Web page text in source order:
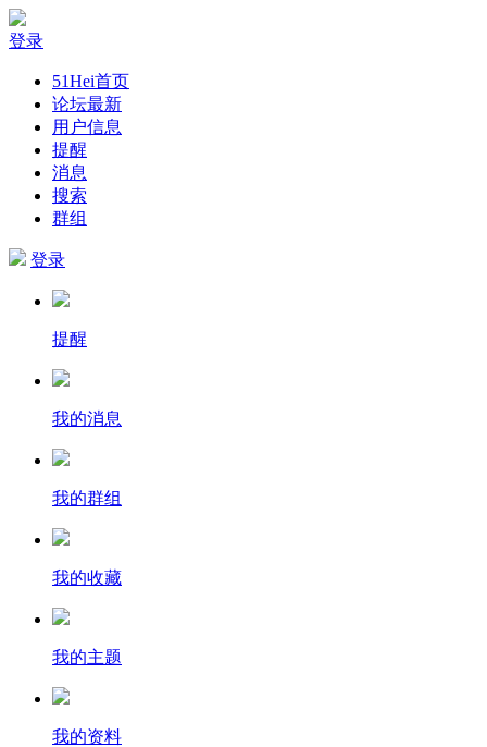
登录
51Hei首页
论坛最新
用户信息
提醒
消息
搜索
群组
登录
提醒
我的消息
我的群组
我的收藏
我的主题
我的资料